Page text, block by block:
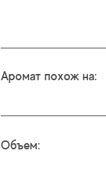
Аромат похож на:
Объем: